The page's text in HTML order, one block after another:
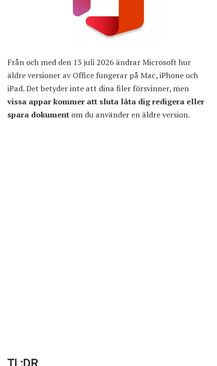
Från och med den 13 juli 2026 ändrar Microsoft hur
äldre versioner av Office fungerar på Mac, iPhone och
iPad. Det betyder inte att dina filer försvinner, men
vissa appar kommer att sluta låta dig redigera eller
spara dokument om du använder en äldre version.